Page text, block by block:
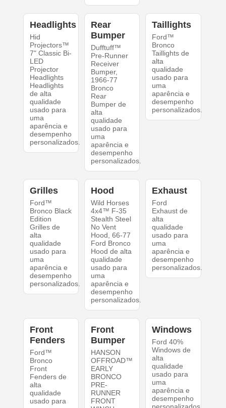
Headlights
Hid
Projectors™
7" Classic Bi-
LED
Projector
Headlights
Headlights
de alta
qualidade
usado para
uma
aparência e
desempenho
personalizados.
Rear
Bumper
Dufftuff™
Pre-Runner
Receiver
Bumper,
1966-77
Bronco
Rear
Bumper de
alta
qualidade
usado para
uma
aparência e
desempenho
personalizados.
Taillights
Ford™
Bronco
Taillights de
alta
qualidade
usado para
uma
aparência e
desempenho
personalizados.
Grilles
Ford™
Bronco Black
Edition
Grilles de
alta
qualidade
usado para
uma
aparência e
desempenho
personalizados.
Hood
Wild Horses
4x4™ F-35
Stealth Steel
No Vent
Hood, 66-77
Ford Bronco
Hood de alta
qualidade
usado para
uma
aparência e
desempenho
personalizados.
Exhaust
Ford
Exhaust de
alta
qualidade
usado para
uma
aparência e
desempenho
personalizados.
Front
Fenders
Ford™
Bronco
Front
Fenders de
alta
qualidade
usado para
Front
Bumper
HANSON
OFFROAD™
EARLY
BRONCO
PRE-
RUNNER
FRONT
Windows
Ford 40%
Windows de
alta
qualidade
usado para
uma
aparência e
desempenho